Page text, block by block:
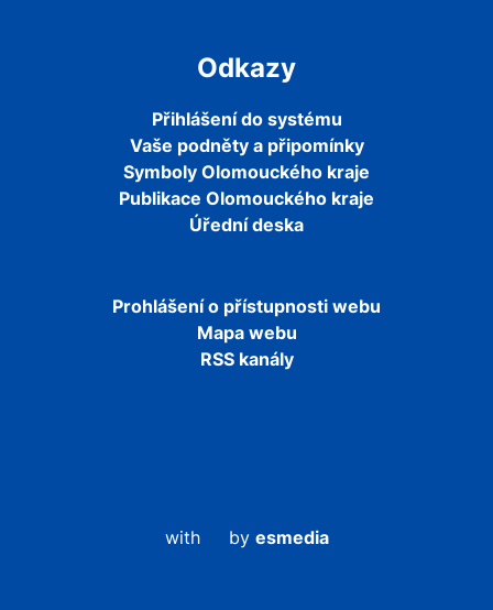
Odkazy
Přihlášení do systému
Vaše podněty a připomínky
Symboly Olomouckého kraje
Publikace Olomouckého kraje
Úřední deska
Prohlášení o přístupnosti webu
Mapa webu
RSS kanály
with by esmedia